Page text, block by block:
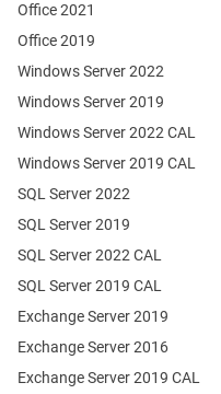
Office 2021
Office 2019
Windows Server 2022
Windows Server 2019
Exchange Server 2019
Exchange Server 2016
SQL Server 2022
SQL Server 2019
Windows Server 2022 CAL
Windows Server 2019 CAL
SQL Server 2022 CAL
SQL Server 2019 CAL
Exchange Server 2019 CAL